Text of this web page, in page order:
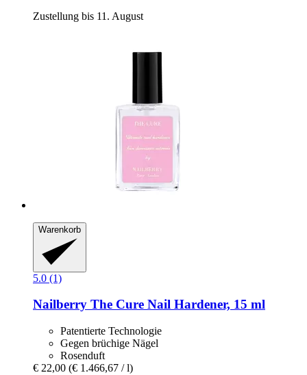
Zustellung bis 11. August
Warenkorb
5.0 (1)
Nailberry The Cure Nail Hardener, 15 ml
Patentierte Technologie
Gegen brüchige Nägel
Rosenduft
€ 22,00 (€ 1.466,67 / l)